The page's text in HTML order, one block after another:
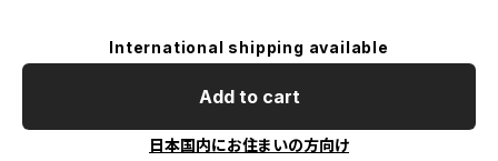
International shipping available
Add to cart
日本国内にお住まいの方向け